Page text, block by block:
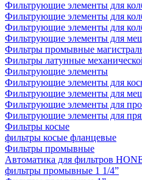
Фильтрующие элементы для
Фильтрующие элементы для
Фильтрующие элементы для
Фильтрующие элементы для
Фильтры промывные
Фильтры латунные
Фильтрующие элементы
Фильтрующие элементы для
Фильтрующие элементы для
Фильтрующие элементы для
Фильтрующие элементы для
Фильтры косые
фильтры косые фланцевые
Фильтры промывные
Автоматика для фильтров
фильтры промывные 1 1/4”